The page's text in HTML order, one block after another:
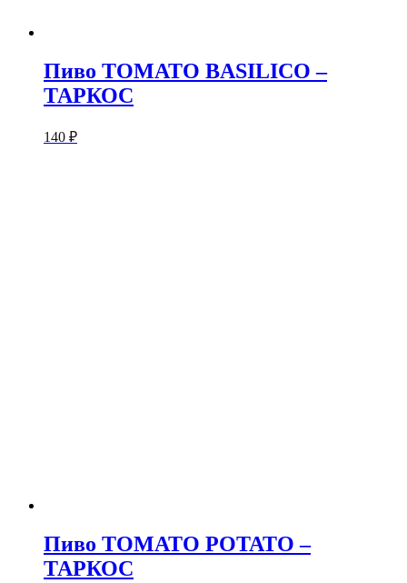
Пиво TOMATO BASILICO –
ТАРКОС
140 ₽
Пиво TOMATO POTATO –
ТАРКОС